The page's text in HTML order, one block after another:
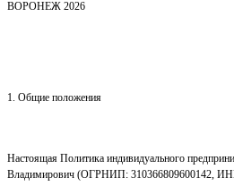
ВОРОНЕЖ 2026
1. Общие положения
Настоящая Политика индивидуального
Владимирович (ОГРНИП: 310366809600142,